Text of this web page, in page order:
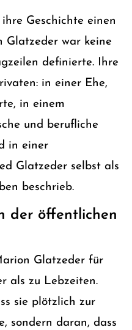
Geschichte einen
Glatzeder war keine
definierte. Ihre
in einer Ehe,
in einem
und berufliche
in einer
Glatzeder selbst als
beschrieb.
der öffentlichen
Glatzeder für
als zu Lebzeiten.
sie plötzlich zur
sondern daran, dass